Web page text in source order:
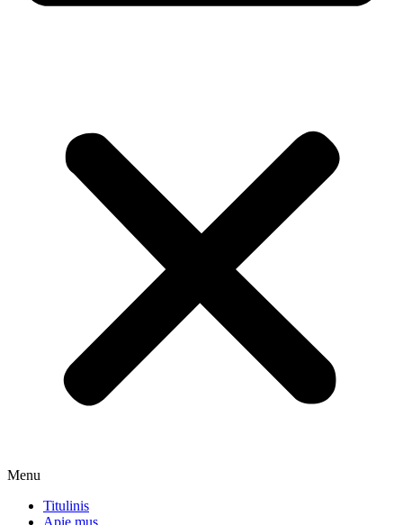
Menu
Titulinis
Apie mus